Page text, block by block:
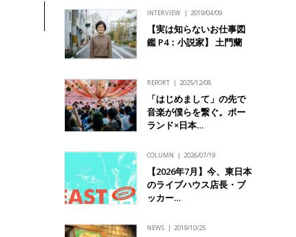
INTERVIEW 2019/04/09
【実は知らないお仕事図
鑑 P4：小説家】 土門蘭
REPORT 2025/12/08
「はじめまして」の先で
音楽が僕らを繋ぐ。ポー
ランド×日本…
COLUMN 2026/07/19
【2026年7月】今、東日本
のライブハウス店長・ブ
ッカー…
NEWS 2019/10/25